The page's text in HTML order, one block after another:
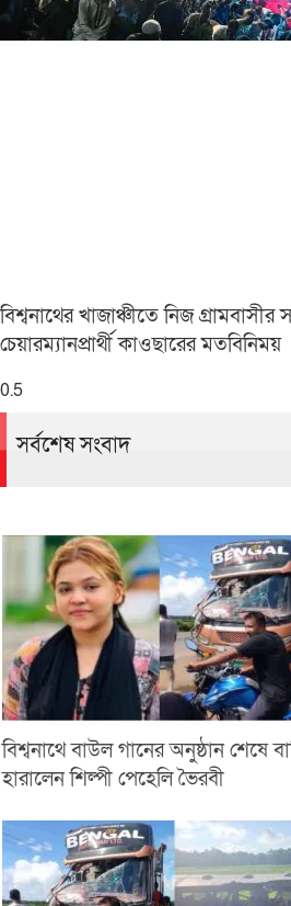
বিশ্বনাথের খাজাঞ্চীতে নিজ গ্রামবাসীর
চেয়ারম্যানপ্রার্থী কাওছারের মতবিনিময়
সর্বশেষ সংবাদ
বিশ্বনাথে বাউল গানের অনুষ্ঠান শেষে
হারালেন শিল্পী পেহেলি ভৈরবী